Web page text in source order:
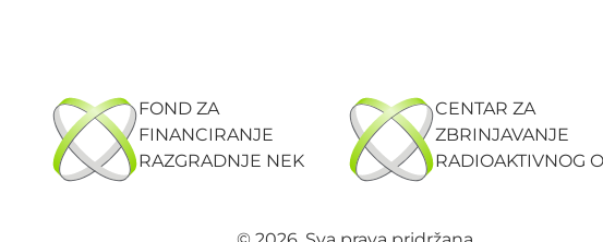
FOND ZA
FINANCIRANJE
RAZGRADNJE NEK
CENTAR ZA
ZBRINJAVANJE
RADIOAKTIVNOG